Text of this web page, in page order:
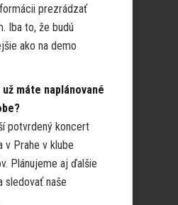
prezrádzať
Iba to, že budú
ako na demo
máte naplánované
potvrdený koncert
v Prahe v klube
Plánujeme aj ďalšie
sledovať naše